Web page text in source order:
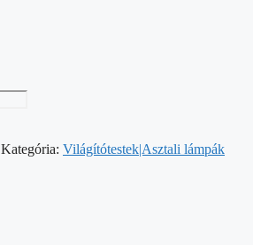
Kategória: Világítótestek|Asztali lámpák